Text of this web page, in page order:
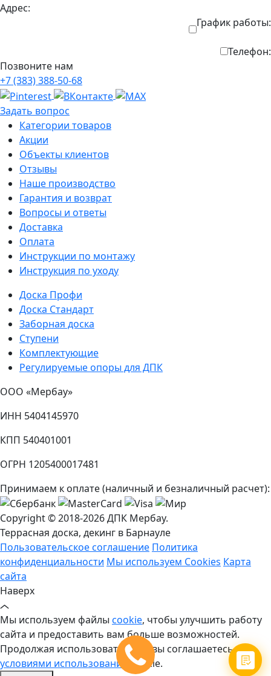
Адрес:
График работы:
Телефон:
Позвоните нам
+7 (383) 388-50-68
Задать вопрос
Категории товаров
Акции
Объекты клиентов
Отзывы
Наше производство
Гарантия и возврат
Вопросы и ответы
Доставка
Оплата
Инструкции по монтажу
Инструкция по уходу
Доска Профи
Доска Стандарт
Заборная доска
Ступени
Комплектующие
Регулируемые опоры для ДПК
ООО «Мербау»
ИНН 5404145970
КПП 540401001
ОГРН 1205400017481
Принимаем к оплате (наличный и безналичный расчет):
Copyright © 2018-2026 ДПК Мербау.
Террасная доска, декинг в Барнауле
Пользовательское соглашение Политика
конфиденциальности Мы используем Cookies Карта
сайта
Наверх
Мы используем файлы cookie, чтобы улучшить работу
сайта и предоставить вам больше возможностей.
Продолжая использовать сайт, вы соглашаетесь с
условиями использования cookie.